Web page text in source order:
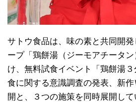
サトウ食品は、味の素と共同開
ープ「鶏餅湯（ジーモアチータ
け、無料試食イベント「鶏餅湯
食に関する意識調査の発表、新
開と、３つの施策を同時展開して